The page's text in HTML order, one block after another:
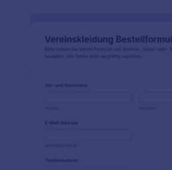
Kunden die Bestellung von Artikeln
Geschäft erleichtern und die Anzahl
mit dem einfach zu bedienenden
Drag & Drop, um das Layout neu
um loszulegen. Sie können sogar